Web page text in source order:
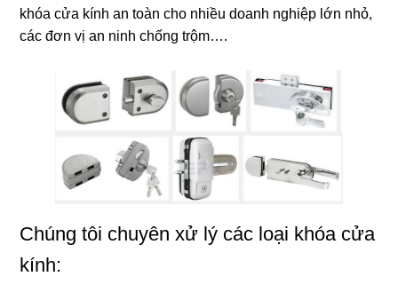
khóa cửa kính an toàn cho nhiều doanh nghiệp lớn nhỏ,
các đơn vị an ninh chống trộm….
Chúng tôi chuyên xử lý các loại khóa cửa
kính: